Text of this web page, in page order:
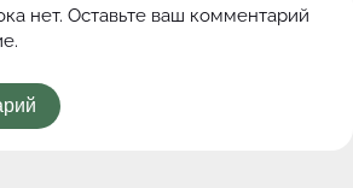
нет. Оставьте ваш комментарий